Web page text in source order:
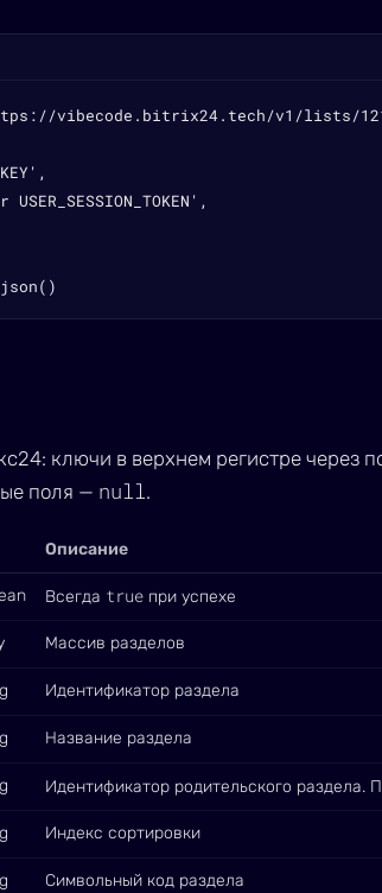
vibecode.bitrix24.tech/v1/lists/
USER_SESSION_TOKEN',
ключи в верхнем регистре через
поля — null.
Описание
Всегда true при успехе
Массив разделов
Идентификатор раздела
Название раздела
Идентификатор родительского раздела.
Индекс сортировки
Символьный код раздела